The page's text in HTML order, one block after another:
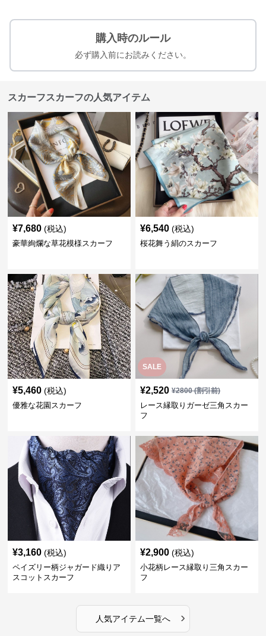
購入時のルール
必ず購入前にお読みください。
スカーフスカーフの人気アイテム
¥7,680 (税込)
豪華絢爛な草花模様スカーフ
¥6,540 (税込)
桜花舞う絹のスカーフ
¥5,460 (税込)
優雅な花園スカーフ
SALE
¥2,520 ¥2800(割引前)
レース縁取りガーゼ三角スカー
フ
¥3,160 (税込)
ペイズリー柄ジャガード織りア
スコットスカーフ
¥2,900 (税込)
小花柄レース縁取り三角スカー
フ
人気アイテム一覧へ ›